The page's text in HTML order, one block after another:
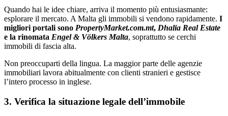
Quando hai le idee chiare, arriva il momento più entusiasmante:
esplorare il mercato. A Malta gli immobili si vendono rapidamente. I
migliori portali sono PropertyMarket.com.mt, Dhalia Real Estate
e la rinomata Engel & Völkers Malta, soprattutto se cerchi
immobili di fascia alta.
Non preoccuparti della lingua. La maggior parte delle agenzie
immobiliari lavora abitualmente con clienti stranieri e gestisce
l’intero processo in inglese.
3. Verifica la situazione legale dell’immobile